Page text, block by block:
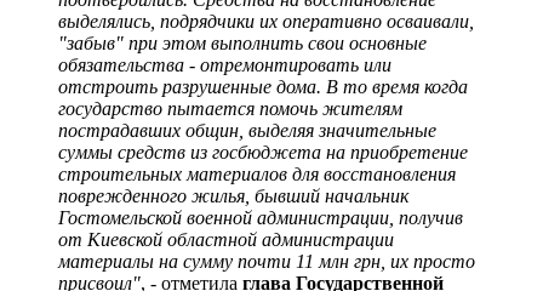
выделялись, подрядчики их оперативно осваивали,
"забыв" при этом выполнить свои основные
обязательства - отремонтировать или
отстроить разрушенные дома. В то время когда
государство пытается помочь жителям
пострадавших общин, выделяя значительные
суммы средств из госбюджета на приобретение
строительных материалов для восстановления
поврежденного жилья, бывший начальник
Гостомельской военной администрации, получив
от Киевской областной администрации
материалы на сумму почти 11 млн грн, их просто
присвоил", - отметила глава Государственной